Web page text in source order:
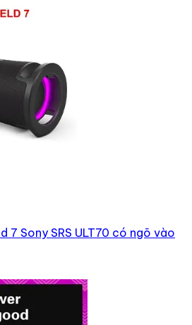
7 Sony SRS ULT70 có ngõ vào